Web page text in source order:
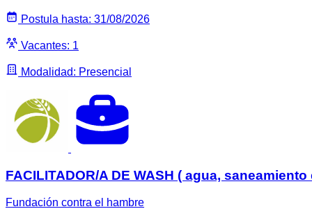
Postula hasta: 31/08/2026
Vacantes: 1
Modalidad: Presencial
FACILITADOR/A DE WASH ( agua,
Fundación contra el hambre